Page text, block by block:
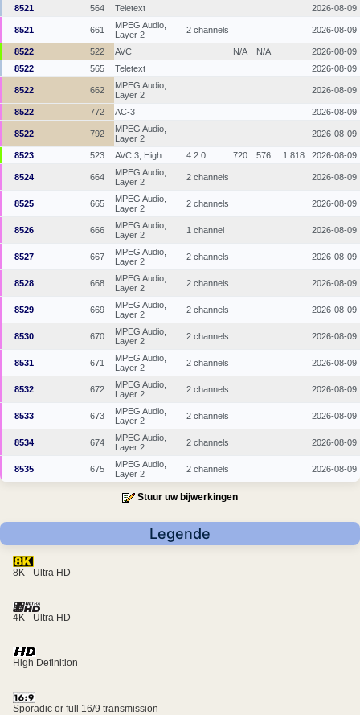
8521 564 Teletext 2026-08-09
8521 661
MPEG Audio,
Layer 2
2 channels 2026-08-09
8522 522 AVC N/A N/A
2026-08-09
8522
565 Teletext 2026-08-09
8522 662
MPEG Audio,
Layer 2
2026-08-09
8522 772 AC-3 2026-08-09
8522 792
MPEG Audio,
Layer 2
2026-08-09
8523 523 AVC 3, High 4:2:0 720 576 1.818 2026-08-09
8524 664
MPEG Audio,
Layer 2
2 channels 2026-08-09
8525 665
MPEG Audio,
Layer 2
2 channels 2026-08-09
8526 666
MPEG Audio,
Layer 2
1 channel 2026-08-09
8527 667
MPEG Audio,
Layer 2
2 channels 2026-08-09
8528 668
MPEG Audio,
Layer 2
2 channels 2026-08-09
8529 669
MPEG Audio,
Layer 2
2 channels 2026-08-09
8530 670
MPEG Audio,
Layer 2
2 channels 2026-08-09
8531 671
MPEG Audio,
Layer 2
2 channels 2026-08-09
8532 672
MPEG Audio,
Layer 2
2 channels 2026-08-09
8533 673
MPEG Audio,
Layer 2
2 channels 2026-08-09
8534 674
MPEG Audio,
Layer 2
2 channels 2026-08-09
8535 675
MPEG Audio,
Layer 2
2 channels 2026-08-09
Stuur uw bijwerkingen
Legende
8K - Ultra HD
4K - Ultra HD
High Definition
Sporadic or full 16/9 transmission